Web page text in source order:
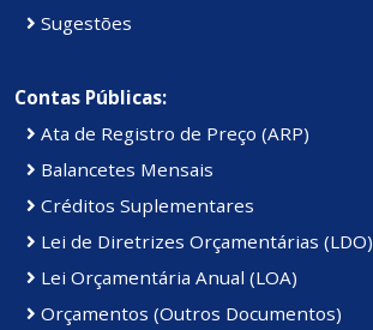
Sugestões
Contas Públicas:
Ata de Registro de Preço (ARP)
Balancetes Mensais
Créditos Suplementares
Lei de Diretrizes Orçamentárias (LDO)
Lei Orçamentária Anual (LOA)
Orçamentos (Outros Documentos)